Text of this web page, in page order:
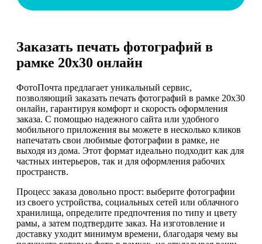
Заказать печать фотографий в
рамке 20х30 онлайн
ФотоПочта предлагает уникальный сервис,
позволяющий заказать печать фотографий в рамке 20x30
онлайн, гарантируя комфорт и скорость оформления
заказа. С помощью надежного сайта или удобного
мобильного приложения вы можете в несколько кликов
напечатать свои любимые фотографии в рамке, не
выходя из дома. Этот формат идеально подходит как для
частных интерьеров, так и для оформления рабочих
пространств.
Процесс заказа довольно прост: выберите фотографии
из своего устройства, социальных сетей или облачного
хранилища, определите предпочтения по типу и цвету
рамы, а затем подтвердите заказ. На изготовление и
доставку уходит минимум времени, благодаря чему вы